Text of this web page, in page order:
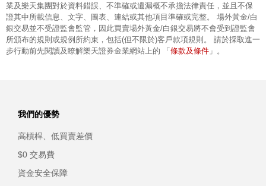
業及樂天集團對於資料錯誤、不準確或遺漏概不承擔法律責任，並且不保
證其中所載信息、文字、圖表、連結或其他項目準確或完整。 場外黃金/白
銀交易並不受證監會監管，因此買賣場外黃金/白銀交易將不會受到證監會
所頒布的規則或規例所約束，包括(但不限於)客戶款項規則。 請於採取進一
步行動前先閱讀及瞭解樂天證券金業網站上的 「 條款及條件 」。
我們的優勢
高槓桿、低買賣差價
$0 交易費
資金安全保障